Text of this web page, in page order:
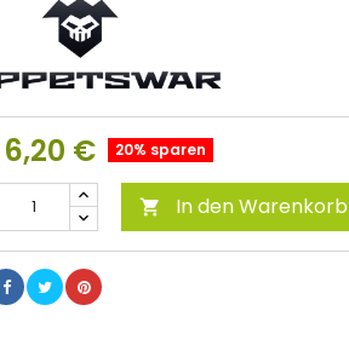
6,20 € 20% sparen
 In den Warenkorb